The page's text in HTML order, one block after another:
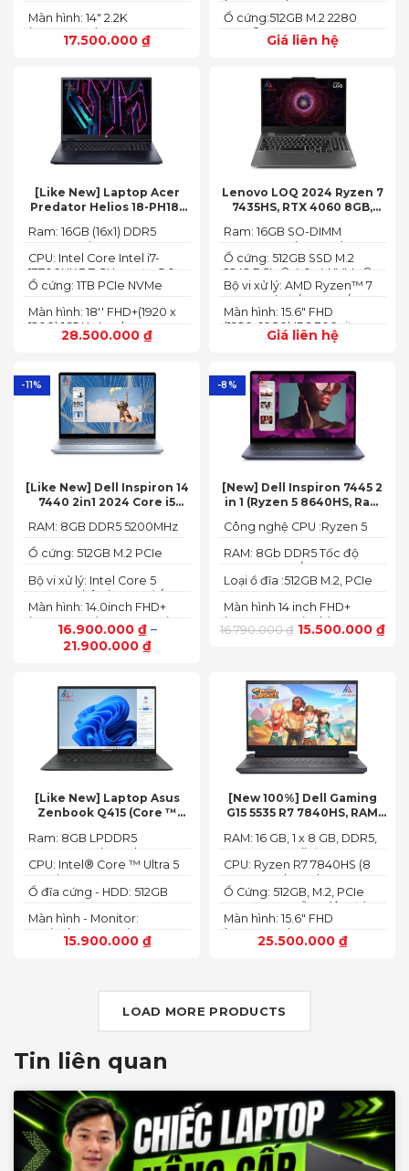
17.500.000 ₫
Màn hình: 14" 2.2K
(2240X1400)
Giá liên hệ
Ổ cứng:512GB M.2 2280
PCIe® 4.0 x4 SSD
(1920x1200) IPS
[Like New] Laptop Acer
Predator Helios 18-PH18-
13700HX, RTX 4060 8GB,
16GB, SSD 1TB, 18″ FHD+
165HZ)
28.500.000 ₫
Màn hình: 18'' FHD+(1920 x
1200) 165 Hz In-plane
Switching (IPS)
Ổ cứng: 1TB PCIe NVMe
CPU: Intel Core Intel i7-
13700HX 3.7 GHz up to 5.0
GHz 30MB
Ram: 16GB (16x1) DDR5
4800MHz (2x SO-DIMM
socket, up to 32GB
Lenovo LOQ 2024 Ryzen 7
7435HS, RTX 4060 8GB,
144Hz, 100% sRGB
Giá liên hệ
Màn hình: 15.6" FHD
(1920x1080) IPS 300nits
Anti-glare, 100% sRGB,
Bộ vi xử lý: AMD Ryzen™ 7
74355HS (8C / 16T, 3.8 /
5.1GHz, 8MB L2 / 16MB L3)
Ổ cứng: 512GB SSD M.2
2242 PCIe® 4.0x4 NVMe®
(2 slots nvme)
Ram: 16GB SO-DIMM
DDR5-5600 (max 64)
-11%
[Like New] Dell Inspiron 14
7440 2in1 2024 Core i5
FHD+
16.900.000 ₫–
21.900.000 ₫
Màn hình: 14.0inch FHD+
(1920 x 1200) 60Hz,250 nits
Bộ vi xử lý: Intel Core 5
120U, 10 nhân (2P + 8E) / 12
luồng
Ổ cứng: 512GB M.2 PCIe
RAM: 8GB DDR5 5200MHz
-8%
[New] Dell Inspiron 7445 2
in 1 (Ryzen 5 8640HS, Ram
Radeon,14 FHD+ Touch)
16.790.000₫ 15.500.000 ₫
Màn hình 14 inch FHD+
(1920 x 1200 pixels)
Loại ổ đĩa :512GB M.2, PCIe
RAM: 8Gb DDR5 Tốc độ
BUS :5200MT/s
Công nghệ CPU :Ryzen 5
[Like New] Laptop Asus
Zenbook Q415 (Core ™
512GB, 14.0inch WUXGA
OLED, Win 11)
15.900.000 ₫
Màn hình - Monitor:
14.0inch WUXGA (1920 x
1200) 16:10, OLED, 500 nits,
Ổ đĩa cứng - HDD: 512GB
CPU: Intel® Core ™ Ultra 5
125H (3.60GHz up to
4.50GHz, 18MB Cache)
Ram: 8GB LPDDR5
7467MHz on board
[New 100%] Dell Gaming
G15 5535 R7 7840HS, RAM
8G, 15.6-inch FHD 165Hz
Windows 11 Dark Shadow
Gray
25.500.000 ₫
Màn hình: 15.6" FHD
(1920x1080) 165Hz, 3ms,
sRGB-100%,
Ổ Cứng: 512GB, M.2, PCIe
NVMe, SSD-Hỗ trợ lên đến
4 TB (2 khe SSD)
CPU: Ryzen R7 7840HS (8
Cores, 16 Threads, 24MB
Cache, 3.80 GHz up to 5.1
RAM: 16 GB, 1 x 8 GB, DDR5,
4800 MHz -Tối đa 32GB
LOAD MORE PRODUCTS
Tin liên quan